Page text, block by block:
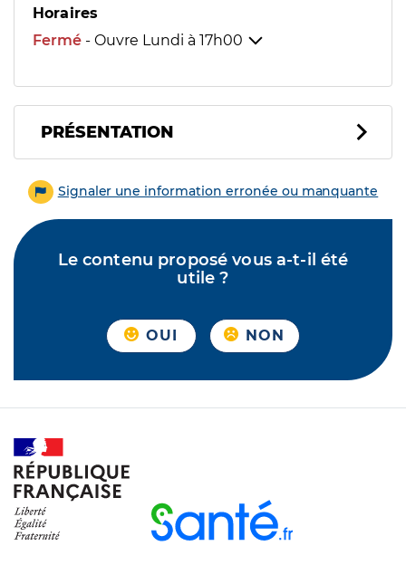
Horaires
Fermé - Ouvre Lundi à 17h00
PRÉSENTATION
Signaler une information erronée ou manquante
Le contenu proposé vous a-t-il été
utile ?
OUI NON